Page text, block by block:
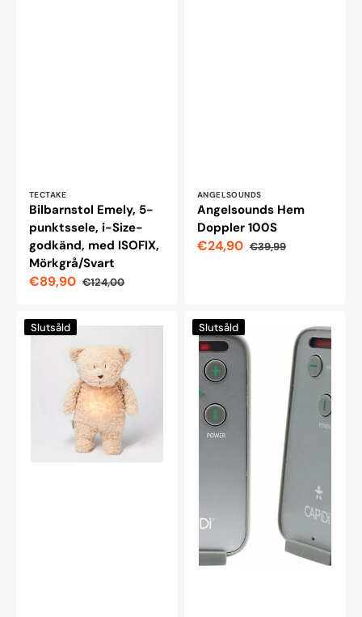
Leverantör:
TECTAKE
Bilbarnstol Emely, 5-
punktssele, i-Size-
godkänd, med ISOFIX,
Mörkgrå/Svart
Reapris
€89,90
Ordinarie
€124,00
Leverantör:
ANGELSOUNDS
Angelsounds Hem
Doppler 100S
Reapris
€24,90
Ordinarie
€39,99
Moonie
Organic
Humming-
Slutsåld
Capidi
2.0
Babyvakt,
Grå
Slutsåld